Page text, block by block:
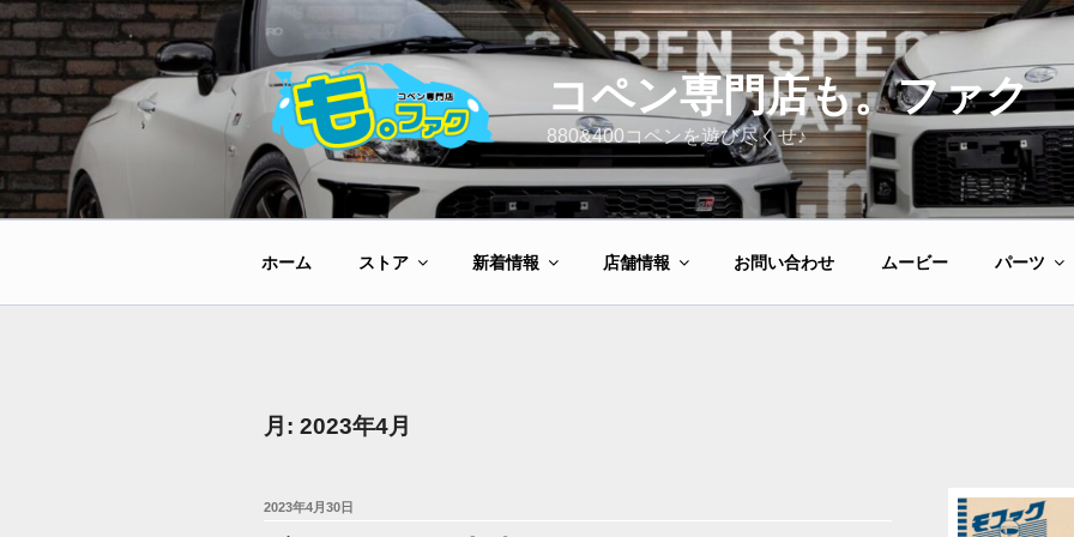
コ
ン
テ
ン
ツ
へ
ス
キ
コペン専門店も。ファク
880&400コペンを遊び尽くせ♪
ホーム ストア 新着情報 店舗情報 お問い合わせ ムービー パーツ
月: 2023年4月
投
2023年4月30日